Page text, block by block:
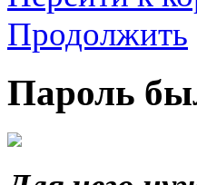
Продолжить
Пароль